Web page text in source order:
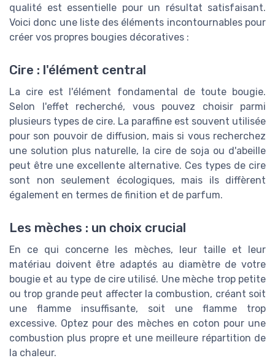
qualité est essentielle pour un résultat satisfaisant.
Voici donc une liste des éléments incontournables pour
créer vos propres bougies décoratives :
Cire : l'élément central
La cire est l'élément fondamental de toute bougie.
Selon l'effet recherché, vous pouvez choisir parmi
plusieurs types de cire. La paraffine est souvent utilisée
pour son pouvoir de diffusion, mais si vous recherchez
une solution plus naturelle, la cire de soja ou d'abeille
peut être une excellente alternative. Ces types de cire
sont non seulement écologiques, mais ils diffèrent
également en termes de finition et de parfum.
Les mèches : un choix crucial
En ce qui concerne les mèches, leur taille et leur
matériau doivent être adaptés au diamètre de votre
bougie et au type de cire utilisé. Une mèche trop petite
ou trop grande peut affecter la combustion, créant soit
une flamme insuffisante, soit une flamme trop
excessive. Optez pour des mèches en coton pour une
combustion plus propre et une meilleure répartition de
la chaleur.